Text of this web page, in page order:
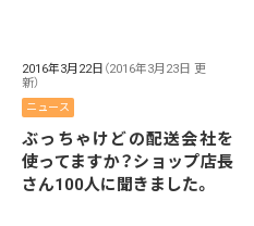
2016年3月22日 （2016年3月23日 更
新）
ニュース
ぶっちゃけどの配送会社を
使ってますか？ショップ店長
さん100人に聞きました。